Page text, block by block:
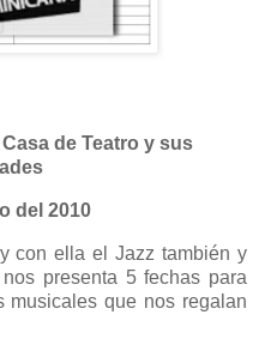
de Teatro y sus
del 2010
con ella el Jazz también y
presenta 5 fechas para
musicales que nos regalan